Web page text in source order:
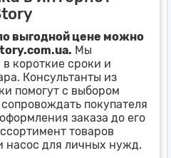
выгодной цене можно
Мы
короткие сроки и
Консультанты из
помогут с выбором
покупателя
заказа до его
товаров
насос для личных нужд.